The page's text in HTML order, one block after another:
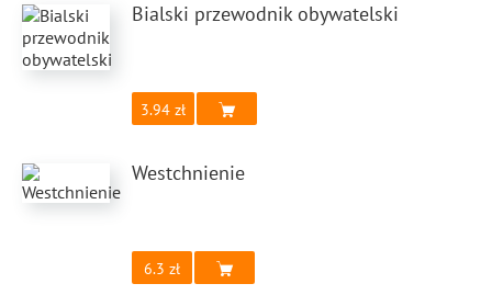
Bialski przewodnik obywatelski
3.94
Westchnienie
6.3